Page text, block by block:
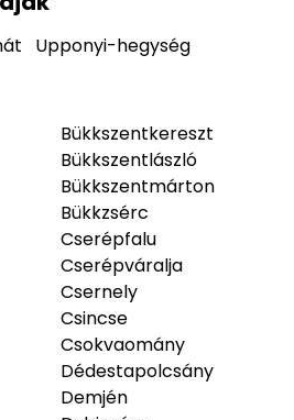
Upponyi-hegység
Bükkszentkereszt
Bükkszentlászló
Bükkszentmárton
Bükkzsérc
Cserépfalu
Cserépváralja
Csernely
Csincse
Csokvaomány
Dédestapolcsány
Demjén